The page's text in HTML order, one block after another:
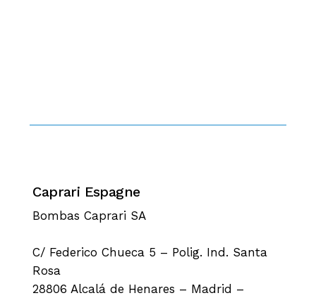
Caprari Espagne
Bombas Caprari SA
C/ Federico Chueca 5 – Polig. Ind. Santa
Rosa
28806 Alcalá de Henares – Madrid –